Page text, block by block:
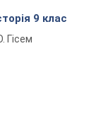
9 клас
Гісем